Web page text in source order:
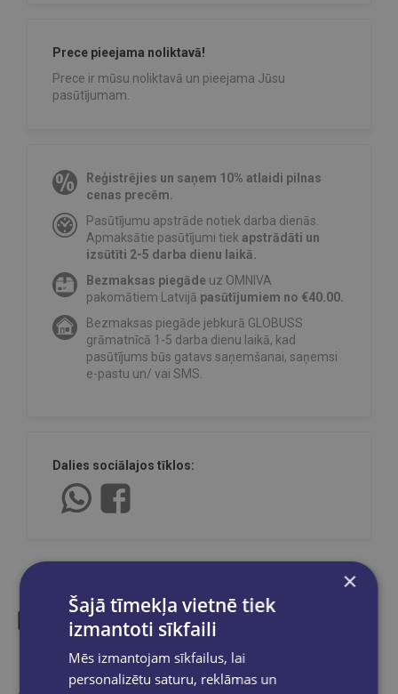
Prece pieejama noliktavā!
Prece ir mūsu noliktavā un pieejama Jūsu
pasūtījumam.
Reģistrējies un saņem 10% atlaidi pilnas
cenas precēm.
Pasūtījumu apstrāde notiek darba dienās.
Apmaksātie pasūtījumi tiek apstrādāti un
izsūtīti 2-5 darba dienu laikā.
Bezmaksas piegāde uz OMNIVA
pakomātiem Latvijā pasūtījumiem no €40.00.
Bezmaksas piegāde jebkurā GLOBUSS
grāmatnīcā 1-5 darba dienu laikā, kad
pasūtījums būs gatavs saņemšanai, saņemsi
e-pastu un/ vai SMS.
Dalies sociālajos tīklos:
Līdzīgas preces
×
Šajā tīmekļa vietnē tiek
izmantoti sīkfaili
Mēs izmantojam sīkfailus, lai
personalizētu saturu, reklāmas un